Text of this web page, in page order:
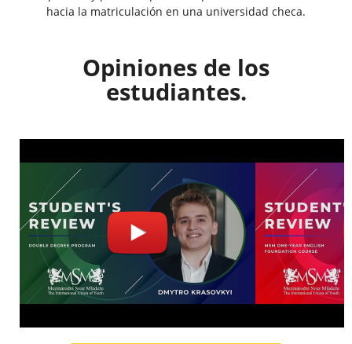
hacia la matriculación en una universidad checa.
Opiniones de los
estudiantes.